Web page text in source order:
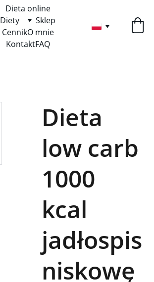
Dieta online
Diety
Sklep
CennikO mnie
KontaktFAQ
Dieta
low carb
1000
kcal
jadłospis
niskowę